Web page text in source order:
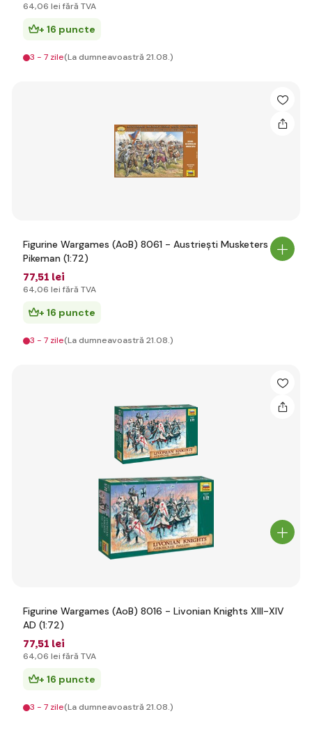
64,06 lei fără TVA
+ 16 puncte
3 - 7 zile(La dumneavoastră 21.08.)
Figurine Wargames (AoB) 8061 - Austriești Musketers și
Pikeman (1:72)
77,51 lei
64,06 lei fără TVA
+ 16 puncte
3 - 7 zile(La dumneavoastră 21.08.)
Figurine Wargames (AoB) 8016 - Livonian Knights XIII-XIV
AD (1:72)
77,51 lei
64,06 lei fără TVA
+ 16 puncte
3 - 7 zile(La dumneavoastră 21.08.)